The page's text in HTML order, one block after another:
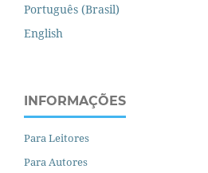
Português (Brasil)
English
INFORMAÇÕES
Para Leitores
Para Autores